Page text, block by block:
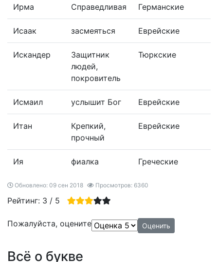
Ирма Справедливая Германские
Исаак засмеяться Еврейские
Искандер
Защитник
людей,
покровитель
Тюркские
Исмаил услышит Бог Еврейские
Итан
Крепкий,
прочный
Еврейские
Ия фиалка Греческие
Обновлено: 09 сен 2018 Просмотров: 6360
Рейтинг: 3 / 5
Пожалуйста, оцените
Всё о букве